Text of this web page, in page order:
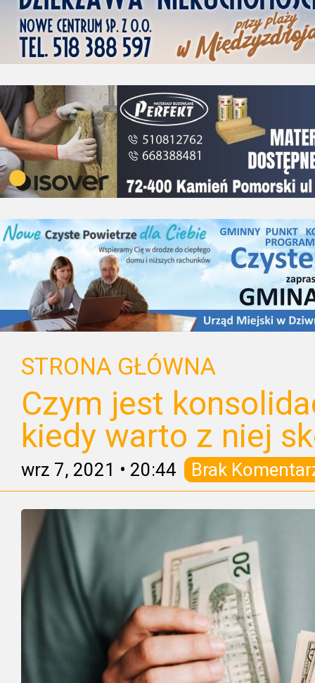
STRONA GŁÓWNA
Czym jest
kiedy warto z niej
wrz 7, 2021 • 20:44 Brak